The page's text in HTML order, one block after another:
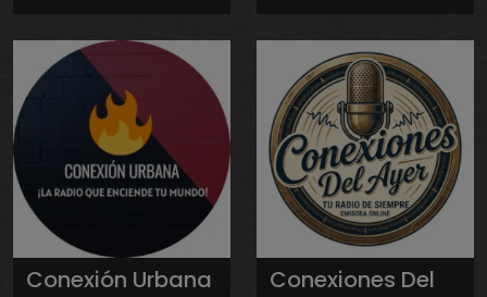
Conexión Urbana
Conexiones Del